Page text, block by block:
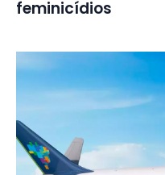
feminicídios